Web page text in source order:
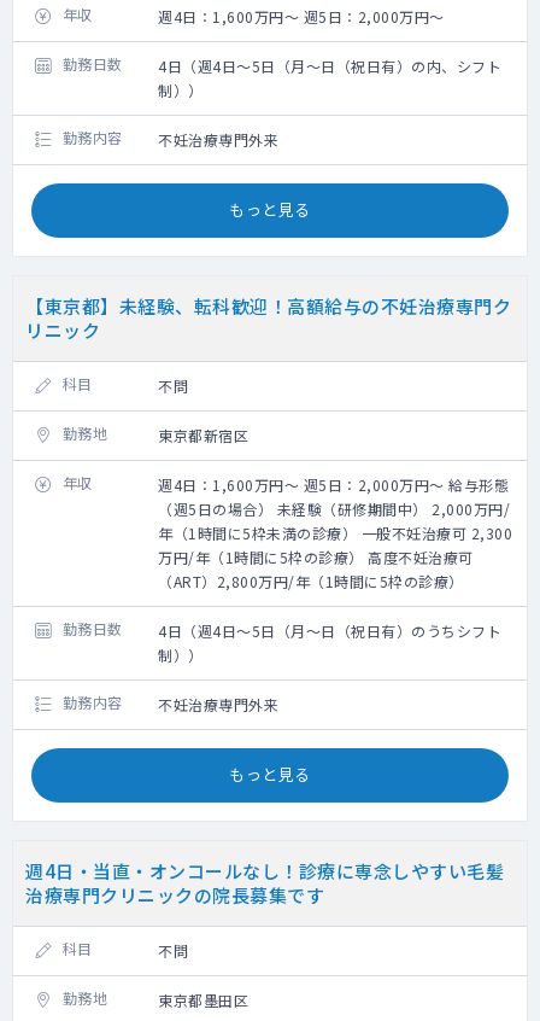
年収 週4日：1,600万円～ 週5日：2,000万円～
勤務日数
4日（週4日～5日（月～日（祝日有）の内、シフト
制））
勤務内容 不妊治療専門外来
もっと見る
【東京都】未経験、転科歓迎！高額給与の不妊治療専門ク
リニック
科目 不問
勤務地 東京都新宿区
年収
週4日：1,600万円～ 週5日：2,000万円～ 給与形態
（週5日の場合） 未経験（研修期間中） 2,000万円/
年（1時間に5枠未満の診療） 一般不妊治療可 2,300
万円/年（1時間に5枠の診療） 高度不妊治療可
（ART）2,800万円/年（1時間に5枠の診療）
勤務日数
4日（週4日～5日（月～日（祝日有）のうちシフト
制））
勤務内容 不妊治療専門外来
もっと見る
週4日・当直・オンコールなし！診療に専念しやすい毛髪
治療専門クリニックの院長募集です
科目 不問
勤務地 東京都墨田区